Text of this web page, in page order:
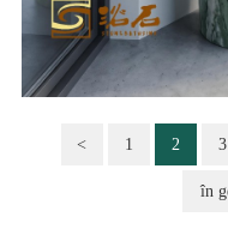
< 1 2 3
în